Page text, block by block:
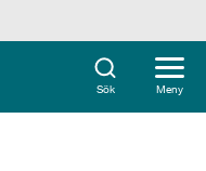
Sök Meny